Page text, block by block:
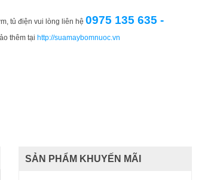
tủ điện vui lòng liên hệ 0975 135 635 -
thêm tại http://suamaybomnuoc.vn
SẢN PHẨM KHUYẾN MÃI